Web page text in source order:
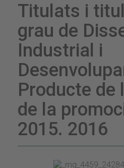
Titulats i
grau de
Industrial i
Producte de
de la
2015. 2016